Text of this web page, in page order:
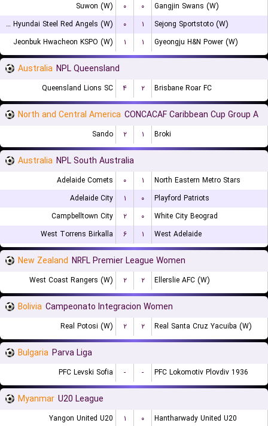
Suwon (W) ۰ ۰
Gangjin Swans (W)
Incheon Hyundai Steel Red Angels (W)
۰ ۱
Sejong Sportstoto (W)
Jeonbuk Hwacheon KSPO (W)
۱ ۱ Gyeongju H&N Power (W)
Australia NPL Queensland
Queensland Lions SC ۴ ۲ Brisbane Roar FC
North and Central America CONCACAF Caribbean Cup Group A
Sando ۲ ۱ Broki
Australia NPL South Australia
Adelaide Comets ۰ ۱
North Eastern Metro Stars
Adelaide City
۱ ۰
Playford Patriots
Campbelltown City
۲ ۰
White City Beograd
West Torrens Birkalla
۶ ۱ West Adelaide
New Zealand NRFL Premier League Women
West Coast Rangers (W) ۲ ۲ Ellerslie AFC (W)
Bolivia Campeonato Integracion Women
Real Potosi (W) ۲ ۲ Real Santa Cruz Yacuiba (W)
Bulgaria Parva Liga
PFC Levski Sofia - - PFC Lokomotiv Plovdiv 1936
Myanmar U20 League
Yangon United U20 ۱ ۰ Hantharwady United U20